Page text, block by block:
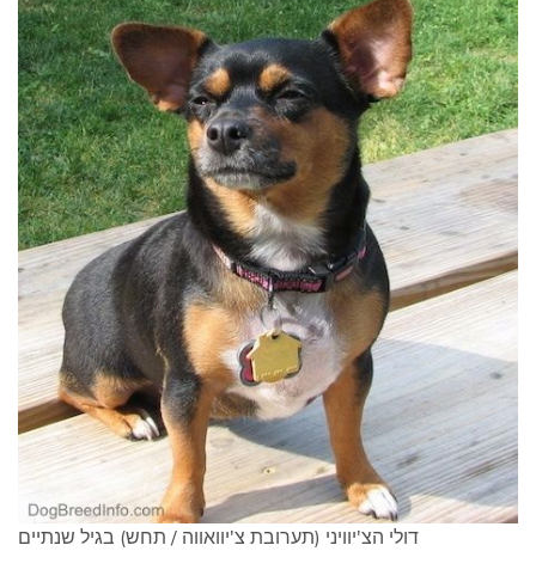
דולי הצ'יוויני (תערובת צ'יוואווה / תחש) בגיל שנתיים